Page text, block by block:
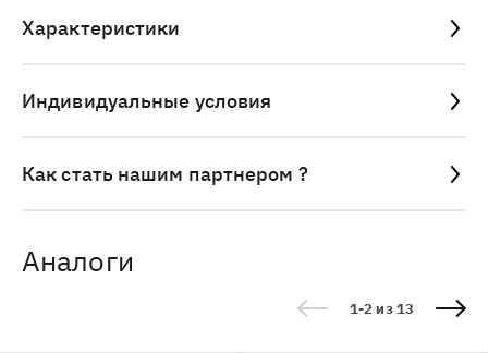
Характеристики
Индивидуальные условия
Как стать нашим партнером ?
Аналоги
1-2 из 13